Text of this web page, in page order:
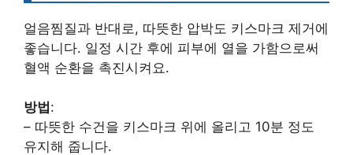
얼음찜질과 반대로, 따뜻한 압박도 키스마크 제거에
좋습니다. 일정 시간 후에 피부에 열을 가함으로써
혈액 순환을 촉진시켜요.
방법 :
– 따뜻한 수건을 키스마크 위에 올리고 10분 정도
유지해 줍니다.